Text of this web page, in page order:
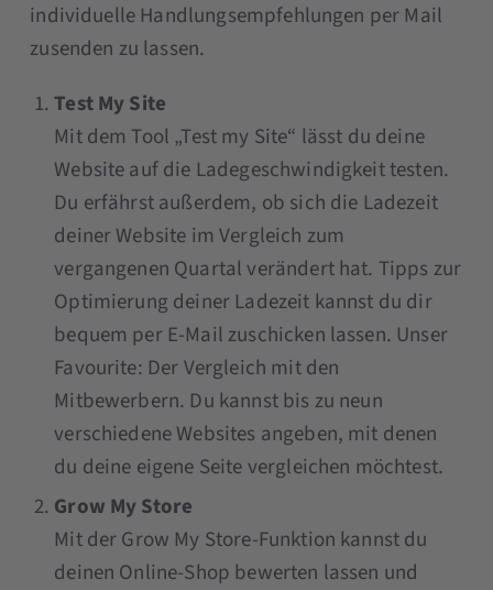
individuelle Handlungsempfehlungen per Mail
zusenden zu lassen.
Test My Site
Mit dem Tool „Test my Site“ lässt du deine
Website auf die Ladegeschwindigkeit testen.
Du erfährst außerdem, ob sich die Ladezeit
deiner Website im Vergleich zum
vergangenen Quartal verändert hat. Tipps zur
Optimierung deiner Ladezeit kannst du dir
bequem per E-Mail zuschicken lassen. Unser
Favourite: Der Vergleich mit den
Mitbewerbern. Du kannst bis zu neun
verschiedene Websites angeben, mit denen
du deine eigene Seite vergleichen möchtest.
Grow My Store
Mit der Grow My Store-Funktion kannst du
deinen Online-Shop bewerten lassen und